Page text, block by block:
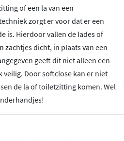
of een la van een
zorgt er voor dat er een
is. Hierdoor vallen de lades of
dicht, in plaats van een
geeft dit niet alleen een
veilig. Door softclose kan er niet
de la of toiletzitting komen. Wel